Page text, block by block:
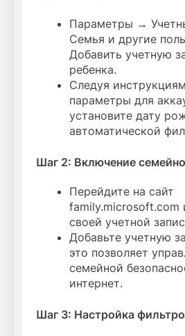
Параметры →
Семья и другие
Добавить учетную
ребенка.
Следуя
параметры для
установите дату
автоматической
Шаг 2: Включение
Перейдите на сайт
family.microsoft.com
своей учетной
Добавьте учетную
это позволяет
семейной
интернет.
Шаг 3: Настройка